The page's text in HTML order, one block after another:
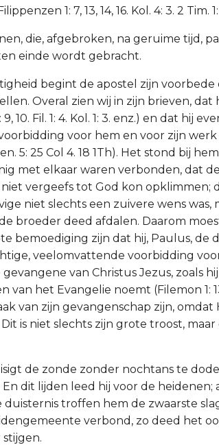
1: 7, 13, 14, 16. Kol. 4: 3. 2 Tim.
die, afgebroken, na geruime tijd,
einde wordt gebracht.
begint de apostel zijn voorbede
Overal zien wij in zijn brieven, dat
10. Fil. 1: 4. Kol. 1: 3. enz.) en dat hij
voor hem en voor zijn werk
5: 25 Col 4. 18 1Th). Het stond bij
met elkaar waren verbonden, dat
vergeefs tot God kon opklimmen;
niet slechts een zuivere wens was,
broeder deed afdalen. Daarom
bemoediging zijn dat hij, Paulus, de
veelomvattende voorbidding
van Christus Jezus, zoals
van het Evangelie noemt (Filemon 1:
van zijn gevangenschap zijn, omdat
is niet slechts zijn grote troost, maar
de zonde zonder nochtans te
dit lijden leed hij voor de heidenen;
troffen hem de zwaarste
verbond, zo deed het